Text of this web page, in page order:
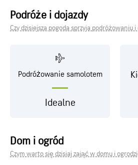
Podróże i dojazdy
Czy dzisiejsza pogoda sprzyja podróżowaniu i
Podróżowanie samolotem
Idealne
Dom i ogród
Czym warto się dzisiaj zająć w domu i